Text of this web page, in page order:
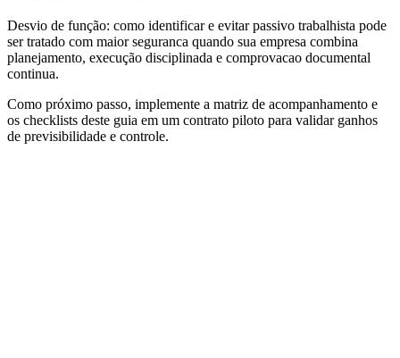
Desvio de função: como identificar e evitar passivo trabalhista pode
ser tratado com maior seguranca quando sua empresa combina
planejamento, execução disciplinada e comprovacao documental
continua.
Como próximo passo, implemente a matriz de acompanhamento e
os checklists deste guia em um contrato piloto para validar ganhos
de previsibilidade e controle.